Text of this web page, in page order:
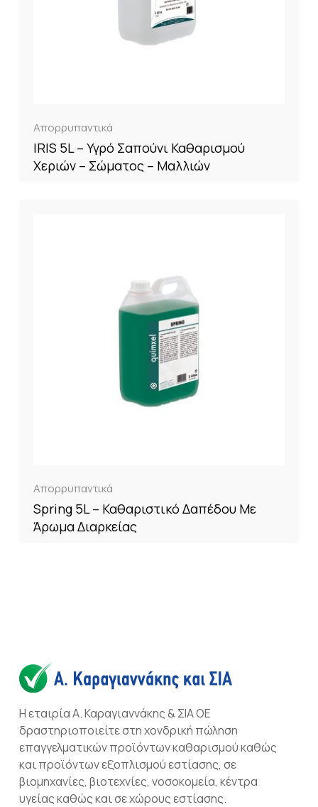
Απορρυπαντικά
IRIS 5L – Υγρό Σαπούνι Καθαρισμού
Χεριών – Σώματος – Μαλλιών
Απορρυπαντικά
Spring 5L – Καθαριστικό Δαπέδου Με
Άρωμα Διαρκείας
Η εταιρία Α. Καραγιαννάκης & ΣΙΑ ΟΕ
δραστηριοποιείτε στη χονδρική πώληση
επαγγελματικών προϊόντων καθαρισμού καθώς
και προϊόντων εξοπλισμού εστίασης, σε
βιομηχανίες, βιοτεχνίες, νοσοκομεία, κέντρα
υγείας καθώς και σε χώρους εστίασης.